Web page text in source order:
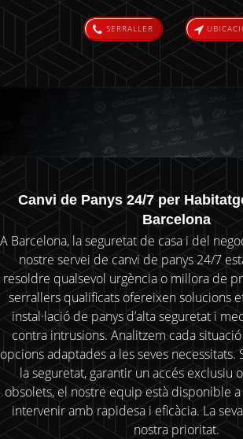
SERRALLER
Canvi de Panys 24/7 per
Barcelona
A Barcelona, la seguretat de casa i del
nostre servei de canvi de panys 24/7
resoldre qualsevol urgència o millora de
serrallers qualificats ofereixen solucions
instal·lació de panys d’alta seguretat i
contra intrusions. Analitzem cada
opcions adaptades a les seves necessitats.
la seguretat, garantir un accés exclusiu
obsolets, el nostre equip està disponible
intervenir amb rapidesa i eficàcia. La
nostra prioritat.